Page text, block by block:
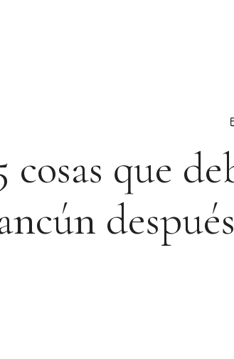
cosas que